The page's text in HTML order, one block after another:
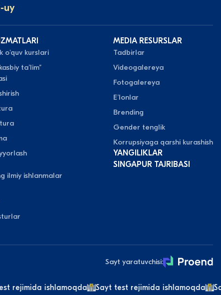
rejimida ishlamoqda Sayt test rejimida ishlamoqda
uy
o'quv kurslari
taʼlim”
ilmiy ishlanmalar
MEDIA RESURSLAR
Tadbirlar
Videogalereya
Fotogalereya
Eʼlonlar
Brending
Gender tenglik
Korrupsiyaga qarshi kurashish
YANGILIKLAR
SINGAPUR TAJRIBASI
Sayt yaratuvchisi: